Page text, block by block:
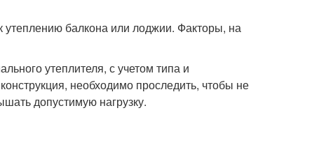
утеплению балкона или лоджии. Факторы, на
утеплителя, с учетом типа и
необходимо проследить, чтобы не
допустимую нагрузку.